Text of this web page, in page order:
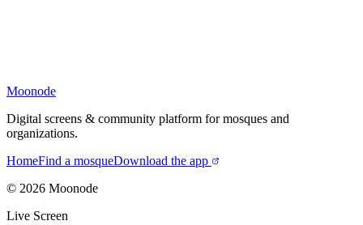
Moonode
Digital screens & community platform for mosques and
organizations.
HomeFind a mosqueDownload the app
© 2026 Moonode
Live Screen